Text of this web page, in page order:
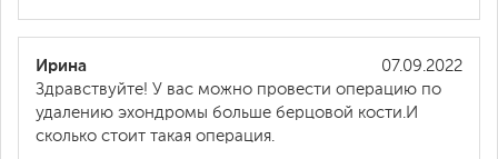
07.09.2022
Ирина
Здравствуйте! У вас можно провести операцию по
удалению эхондромы больше берцовой кости.И
сколько стоит такая операция.